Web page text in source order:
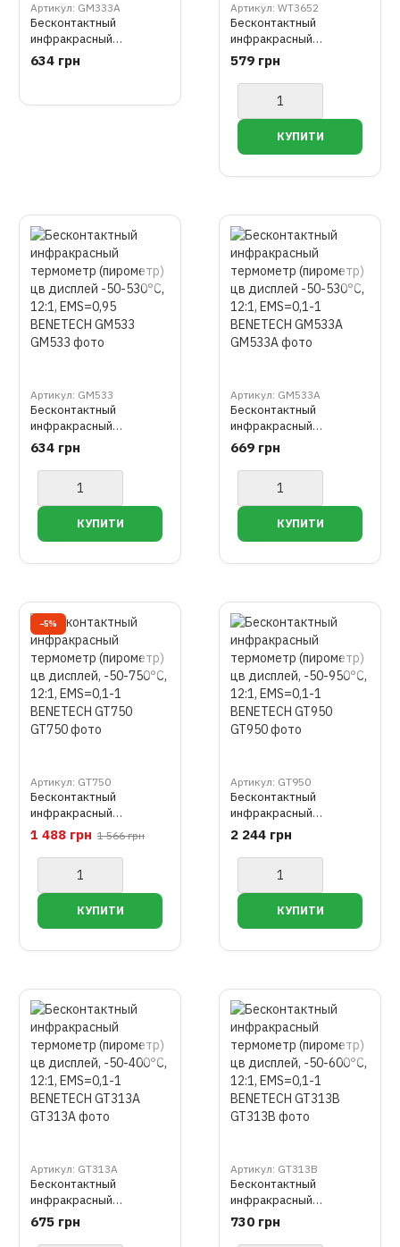
Артикул: GM333A
Бесконтактный
инфракрасный
термометр (пирометр)
цв дисплей -50-400°C,
BENETECH GM333A
634 грн
Артикул: WT3652
Бесконтактный
инфракрасный
термометр (пирометр)
для измерения
температуры тела или
поверхности 0~100°C,
WINTACT WT3652
579 грн
Артикул: GM533
Бесконтактный
инфракрасный
термометр (пирометр)
цв дисплей -50-530°C,
12:1, EMS=0,95
BENETECH GM533
634 грн
Артикул: GM533A
Бесконтактный
инфракрасный
термометр (пирометр)
цв дисплей -50-530°C,
12:1, EMS=0,1-1
BENETECH GM533A
669 грн
−5%
Артикул: GT750
Бесконтактный
инфракрасный
термометр (пирометр)
цв дисплей, -50-750°C,
12:1, EMS=0,1-1
BENETECH GT750
1 488 грн 1 566 грн
Артикул: GT950
Бесконтактный
инфракрасный
термометр (пирометр)
цв дисплей, -50-950°C,
12:1, EMS=0,1-1
BENETECH GT950
2 244 грн
Артикул: GT313A
Бесконтактный
инфракрасный
термометр (пирометр)
цв дисплей, -50-400°C,
675 грн
Артикул: GT313B
Бесконтактный
инфракрасный
термометр (пирометр)
цв дисплей, -50-600°C,
730 грн